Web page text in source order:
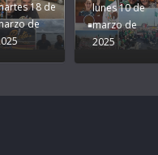
18 de
de
lunes 10 de
marzo de
2025